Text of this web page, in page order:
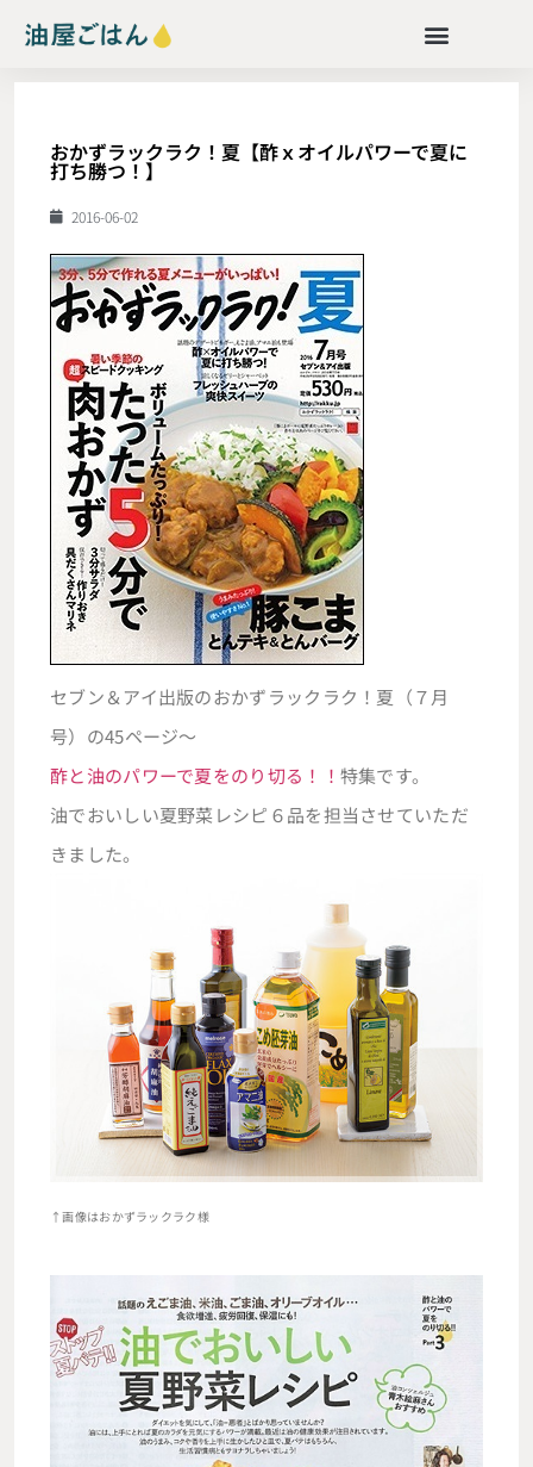
おかずラックラク！夏【酢ｘオイルパワーで夏に
打ち勝つ！】
2016-06-02
セブン＆アイ出版のおかずラックラク！夏（７月
号）の45ページ～
酢と油のパワーで夏をのり切る！！ 特集です。
油でおいしい夏野菜レシピ６品を担当させていただ
きました。
↑画像はおかずラックラク様